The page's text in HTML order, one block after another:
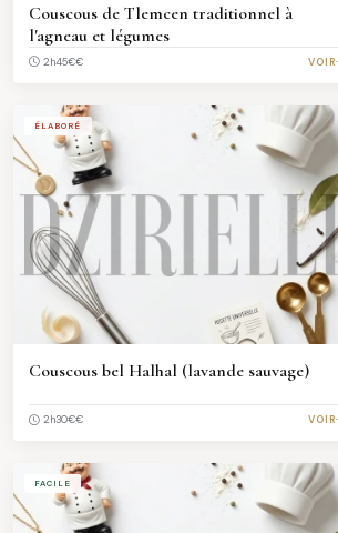
Couscous de Tlemcen traditionnel à
l'agneau et légumes
2h45€€ VOIR
ÉLABORÉ
Couscous bel Halhal (lavande sauvage)
2h30€€ VOIR
FACILE